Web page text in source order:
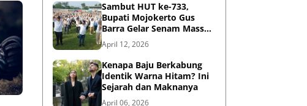
Sambut HUT ke-733,
Bupati Mojokerto Gus
Barra Gelar Senam Massal
di Stadion Gajah Mada
April 12, 2026
Kenapa Baju Berkabung
Identik Warna Hitam? Ini
Sejarah dan Maknanya
April 06, 2026